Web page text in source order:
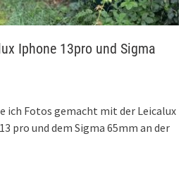
Iphone 13pro und Sigma
ich Fotos gemacht mit der Leicalux
pro und dem Sigma 65mm an der